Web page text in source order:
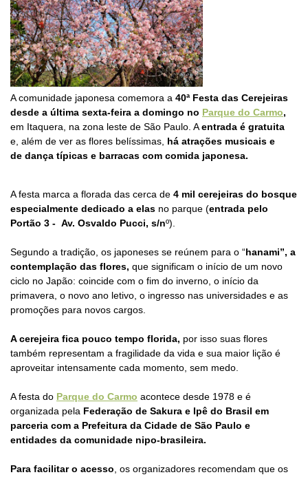
A comunidade japonesa comemora a 40ªFesta das Cerejeiras
desde a última sexta-feira a domingo no Parque do Carmo,
em Itaquera, na zona leste de São Paulo. Aentrada é gratuita
e, além de ver as flores belíssimas, há atrações musicais e
de dança típicas e barracas com comida japonesa.
A festa marca a florada das cerca de 4 mil cerejeiras do bosque
especialmente dedicado a elas no parque (entrada pelo
Portão 3 - Av. Osvaldo Pucci, s/nº).
Segundo a tradição, os japoneses se reúnem para o “hanami”, a
contemplação das flores, que significam o início de um novo
ciclo no Japão: coincide com o fim do inverno, o início da
primavera, o novo ano letivo, o ingresso nas universidades e as
promoções para novos cargos.
A cerejeira fica pouco tempo florida, por isso suas flores
também representam a fragilidade da vida e sua maior lição é
aproveitar intensamente cada momento, sem medo.
A festa do Parque do Carmo acontece desde 1978 e é
organizada pela Federação de Sakura e Ipê do Brasil em
parceria com a Prefeitura da Cidade de São Paulo e
entidades da comunidade nipo-brasileira.
Para facilitar o acesso , os organizadores recomendam que os